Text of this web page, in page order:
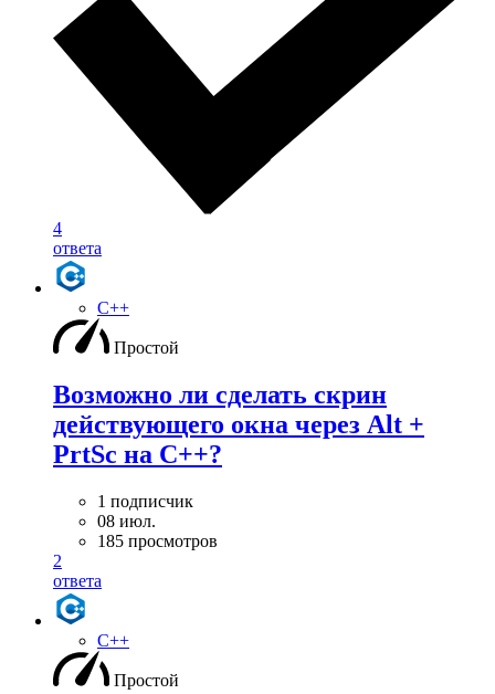
4
ответа
C++
Простой
Возможно ли сделать скрин
действующего окна через Alt +
PrtSc на С++?
1 подписчик
08 июл.
185 просмотров
2
ответа
C++
Простой